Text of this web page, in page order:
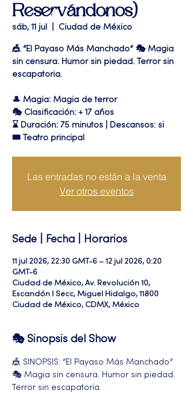
Reservándonos)
sáb, 11 jul Ciudad de México
🎪 “El Payaso Más Manchado” 🎭 Magia
sin censura. Humor sin piedad. Terror sin
escapatoria.
🎩 Magia: Magia de terror
🎭 Clasificación: + 17 años
⌛ Duración: 75 minutos | Descansos: si
🎟 Teatro principal
Las entradas no están a la venta
Ver otros eventos
Sede | Fecha | Horarios
11 jul 2026, 22:30 GMT-6 – 12 jul 2026, 0:20
GMT-6
Ciudad de México, Av. Revolución 10,
Escandón I Secc, Miguel Hidalgo, 11800
Ciudad de México, CDMX, México
🎭 Sinopsis del Show
🎪 SINOPSIS: “El Payaso Más Manchado”
🎭 Magia sin censura. Humor sin piedad.
Terror sin escapatoria.